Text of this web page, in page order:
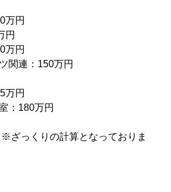
万円
円
万円
関連：150万円
万円
：180万円
っくりの計算となっておりま